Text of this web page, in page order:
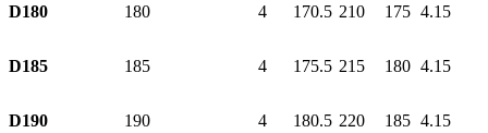
D180 180 4 170.5 210 175 4.15
D185 185 4 175.5 215 180 4.15
D190 190 4 180.5 220 185 4.15